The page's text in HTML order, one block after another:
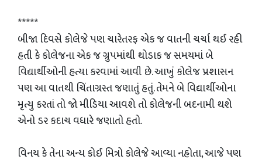
*****
બીજા દિવસે કોલેજે પણ ચારેતરફ એક જ વાતની ચર્ચા થઈ રહી
હતી કે કોલેજના એક જ ગ્રુપમાંથી થોડાક જ સમયમાં બે
વિદ્યાર્થીઓની હત્યા કરવામાં આવી છે. આખું કોલેજ પ્રશાસન
પણ આ વાતથી ચિંતાગ્રસ્ત જણાતું હતું. તેમને બે વિદ્યાર્થીઓના
મૃત્યુ કરતાં તો જો મીડિયા આવશે તો કોલેજની બદનામી થશે
એનો ડર કદાચ વધારે જણાતો હતો.
વિનય કે તેના અન્ય કોઈ મિત્રો કોલેજે આવ્યા નહોતા, આજે પણ